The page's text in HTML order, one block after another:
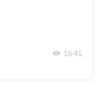
1641